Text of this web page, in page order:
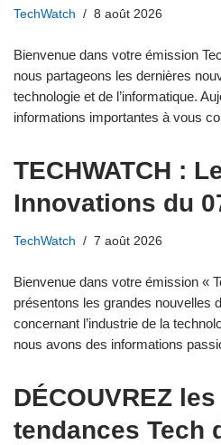
TechWatch 8 août 2026
Bienvenue dans votre émission
nous partageons les dernières
technologie et de l’informatique.
informations importantes à vous
TECHWATCH :
Innovations du
TechWatch 7 août 2026
Bienvenue dans votre émission «
présentons les grandes nouvelles
concernant l’industrie de la
nous avons des informations
DÉCOUVREZ
tendances Tech